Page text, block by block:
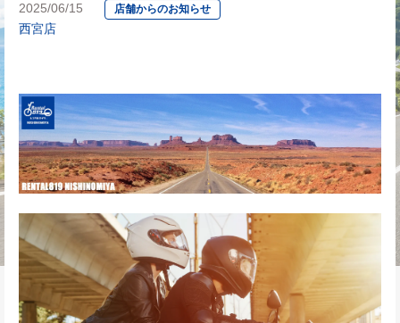
2025/06/15 店舗からのお知らせ
西宮店